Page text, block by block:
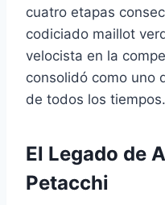
cuatro etapas
codiciado maillot
velocista en la
consolidó como uno
de todos los tiempos.
El Legado de
Petacchi